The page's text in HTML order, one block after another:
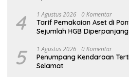
4 1 Agustus 2026 0 Komentar
Tarif Pemakaian Aset di
Sejumlah HGB Diperpanjang
5 1 Agustus 2026 0 Komentar
Penumpang Kendaraan
Selamat